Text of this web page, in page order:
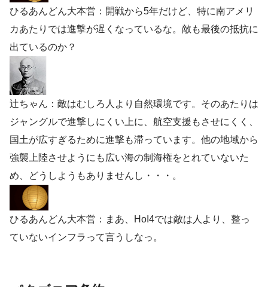
ひるあんどん大本営：開戦から5年だけど、特に南アメリ
カあたりでは進撃が遅くなっているな。敵も最後の抵抗に
出ているのか？
辻ちゃん：敵はむしろ人より自然環境です。そのあたりは
ジャングルで進撃しにくい上に、航空支援もさせにくく、
国土が広すぎるために進撃も滞っています。他の地域から
強襲上陸させようにも広い海の制海権をとれていないた
め、どうしようもありませんし・・・。
ひるあんどん大本営：まあ、HoI4では敵は人より、整っ
ていないインフラって言うしなっ。